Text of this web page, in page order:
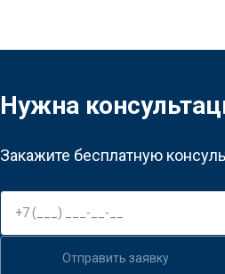
Нужна
Закажите бесплатную
Отправить заявку